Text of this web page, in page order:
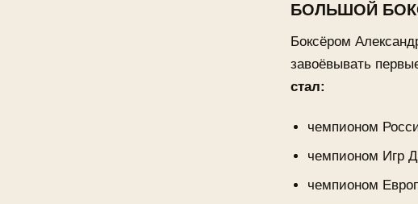
БОЛЬШОЙ
Боксёром
завоёвывать
стал:
чемпионом
чемпионом Игр
чемпионом